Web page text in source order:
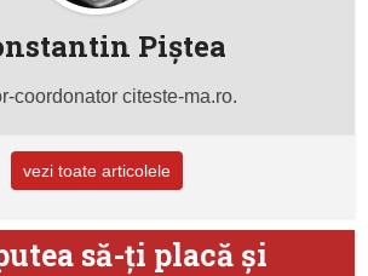
Piştea
coordonator citeste-ma.ro.
vezi toate articolele
să-ţi placă şi